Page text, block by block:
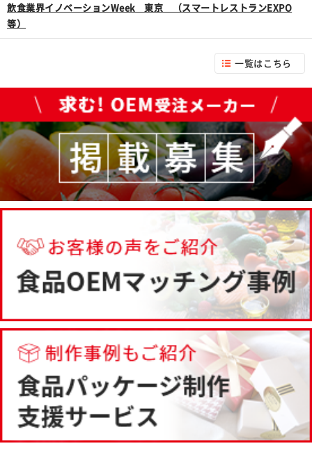
飲食業界イノベーションWeek 東京 （スマートレストランEXPO
等）
一覧はこちら